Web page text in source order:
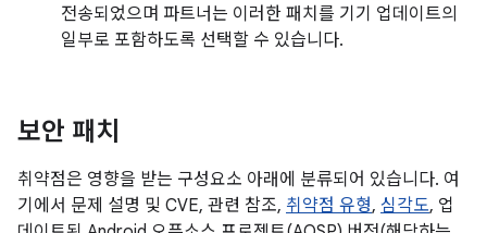
전송되었으며 파트너는 이러한 패치를 기기 업데이트의
일부로 포함하도록 선택할 수 있습니다.
보안 패치
취약점은 영향을 받는 구성요소 아래에 분류되어 있습니다. 여
기에서 문제 설명 및 CVE, 관련 참조, 취약점 유형, 심각도, 업